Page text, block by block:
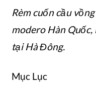
Rèm cuốn cầu
modero Hàn
tại Hà Đông.
Mục Lục